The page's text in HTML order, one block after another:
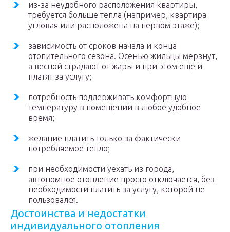
из-за неудобного расположения квартиры,
требуется больше тепла (например, квартира
угловая или расположена на первом этаже);
зависимость от сроков начала и конца
отопительного сезона. Осенью жильцы мерзнут,
а весной страдают от жары и при этом еще и
платят за услугу;
потребность поддерживать комфортную
температуру в помещении в любое удобное
время;
желание платить только за фактически
потребляемое тепло;
при необходимости уехать из города,
автономное отопление просто отключается, без
необходимости платить за услугу, которой не
пользовался.
Достоинства и недостатки
индивидуального отопления